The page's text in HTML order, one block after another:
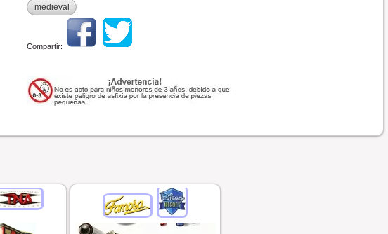
medieval
Compartir: